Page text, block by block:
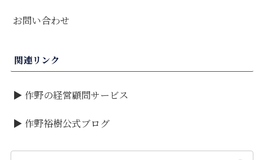
お問い合わせ
関連リンク
▶ 作野の経営顧問サービス
▶ 作野裕樹公式ブログ